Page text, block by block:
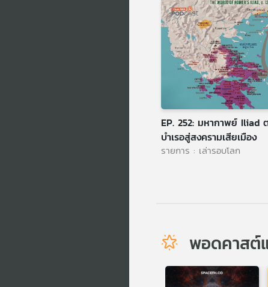
EP. 252: มหากาพย์ Iliad
บำเรอสู่สงครามเสียเมือง
รายการ : เล่ารอบโลก
พอดคาสต์